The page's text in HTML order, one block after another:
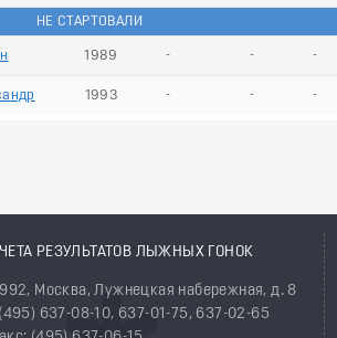
НЕ СТАРТОВАЛИ
1989 - - -
1993 - - -
РЕЗУЛЬТАТОВ ЛЫЖНЫХ ГОНОК
Москва, Лужнецкая набережная, д. 8
(495) 637-08-10, 637-01-75, 637-02-65